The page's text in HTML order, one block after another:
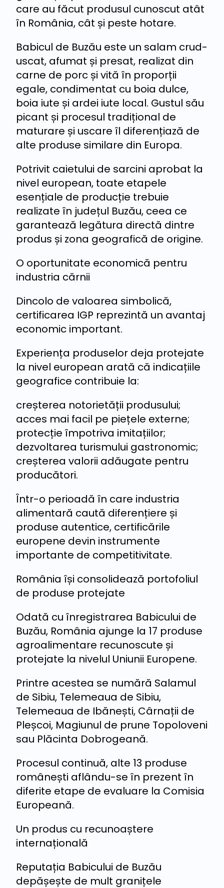
care au făcut produsul cunoscut atât
în România, cât și peste hotare.
Babicul de Buzău este un salam crud-
uscat, afumat și presat, realizat din
carne de porc și vită în proporții
egale, condimentat cu boia dulce,
boia iute și ardei iute local. Gustul său
picant și procesul tradițional de
maturare și uscare îl diferențiază de
alte produse similare din Europa.
Potrivit caietului de sarcini aprobat la
nivel european, toate etapele
esențiale de producție trebuie
realizate în județul Buzău, ceea ce
garantează legătura directă dintre
produs și zona geografică de origine.
O oportunitate economică pentru
industria cărnii
Dincolo de valoarea simbolică,
certificarea IGP reprezintă un avantaj
economic important.
Experiența produselor deja protejate
la nivel european arată că indicațiile
geografice contribuie la:
creșterea notorietății produsului;
acces mai facil pe piețele externe;
protecție împotriva imitațiilor;
dezvoltarea turismului gastronomic;
creșterea valorii adăugate pentru
producători.
Într-o perioadă în care industria
alimentară caută diferențiere și
produse autentice, certificările
europene devin instrumente
importante de competitivitate.
România își consolidează portofoliul
de produse protejate
Odată cu înregistrarea Babicului de
Buzău, România ajunge la 17 produse
agroalimentare recunoscute și
protejate la nivelul Uniunii Europene.
Printre acestea se numără Salamul
de Sibiu, Telemeaua de Sibiu,
Telemeaua de Ibănești, Cârnații de
Pleșcoi, Magiunul de prune Topoloveni
sau Plăcinta Dobrogeană.
Procesul continuă, alte 13 produse
românești aflându-se în prezent în
diferite etape de evaluare la Comisia
Europeană.
Un produs cu recunoaștere
internațională
Reputația Babicului de Buzău
depășește de mult granițele